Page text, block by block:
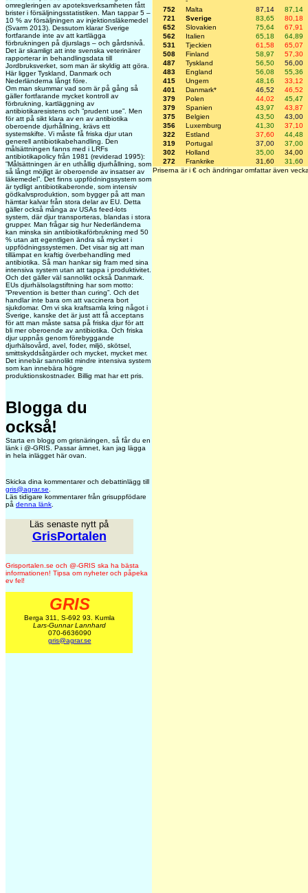
omregleringen av apoteksverksamheten fått
brister i försäljningsstatistiken. Man tappar 5 –
10 % av försäljningen av injektionsläkemedel
(Svarm 2013). Dessutom klarar Sverige
fortfarande inte av att kartlägga
förbrukningen på djurslags – och gårdsnivå.
Det är skamligt att inte svenska veterinärer
rapporterar in behandlingsdata till
Jordbruksverket, som man är skyldig att göra.
Här ligger Tyskland, Danmark och
Nederländerna långt före.
Om man skummar vad som är på gång så
gäller fortfarande mycket kontroll av
förbrukning, kartläggning av
antibiotikaresistens och ”prudent use”. Men
för att på sikt klara av en av antibiotika
oberoende djurhållning, krävs ett
systemskifte. Vi måste få friska djur utan
generell antibiotikabehandling. Den
målsättningen fanns med i LRFs
antibiotikapolicy från 1981 (reviderad 1995):
”Målsättningen är en uthållig djurhållning, som
så långt möjligt är oberoende av insatser av
läkemedel”. Det finns uppfödningssystem som
är tydligt antibiotikaberonde, som intensiv
gödkalvsproduktion, som bygger på att man
hämtar kalvar från stora delar av EU. Detta
gäller också många av USAs feed-lots
system, där djur transporteras, blandas i stora
grupper. Man frågar sig hur Nederländerna
kan minska sin antibiotikaförbrukning med 50
% utan att egentligen ändra så mycket i
uppfödningssystemen. Det visar sig att man
tillämpat en kraftig överbehandling med
antibiotika. Så man hankar sig fram med sina
intensiva system utan att tappa i produktivitet.
Och det gäller väl sannolikt också Danmark.
EUs djurhälsolagstiftning har som motto:
”Prevention is better than curing”. Och det
handlar inte bara om att vaccinera bort
sjukdomar. Om vi ska kraftsamla kring något i
Sverige, kanske det är just att få acceptans
för att man måste satsa på friska djur för att
bli mer oberoende av antibiotika. Och friska
djur uppnås genom förebyggande
djurhälsovård, avel, foder, miljö, skötsel,
smittskyddsåtgärder och mycket, mycket mer.
Det innebär sannolikt mindre intensiva system
som kan innebära högre
produktionskostnader. Billig mat har ett pris.
Blogga du
också!
Starta en blogg om grisnäringen, så får du en
länk i @-GRIS. Passar ämnet, kan jag lägga
in hela inlägget här ovan.
Skicka dina kommentarer och debattinlägg till
gris@agrar.se
Läs tidigare kommentarer från grisuppfödare
på denna länk
Läs senaste nytt på
GrisPortalen
Grisportalen.se och @-GRIS ska ha bästa
informationen! Tipsa om nyheter och påpeka
ev fel!
GRIS
Berga 311, S-692 93. Kumla
Lars-Gunnar Lannhard
070-6636090
gris@agrar.se
752
Malta 87,14
87,14
721
Sverige 83,65
80,18
652
Slovakien 75,64
67,91
562
Italien 65,18
64,89
531
Tjeckien 61,58
65,07
508
Finland 58,97
57,30
487
Tyskland 56,50
56,00
483
England 56,08
55,36
415
Ungern 48,16
33,12
401
Danmark* 46,52
46,52
379
Polen 44,02
45,47
379
Spanien 43,97
43,87
375
Belgien 43,50
43,00
356
Luxemburg 41,30
37,10
322
Estland 37,60
44,48
319
Portugal 37,00
37,00
302
Holland 35,00
34,00
272
Frankrike 31,60 31,60
Priserna är i € och ändringar omfattar även